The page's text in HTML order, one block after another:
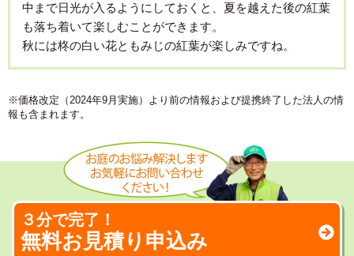
中まで日光が入るようにしておくと、夏を越えた後の紅葉
も落ち着いて楽しむことができます。
秋には柊の白い花ともみじの紅葉が楽しみですね。
※価格改定（2024年9月実施）より前の情報および提携終了した法人の情
報も含まれます。
３分で完了！
無料お見積り申込み